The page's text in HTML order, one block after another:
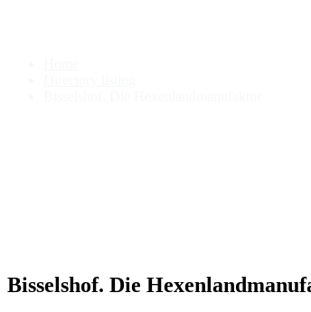
Bisselshof. Die